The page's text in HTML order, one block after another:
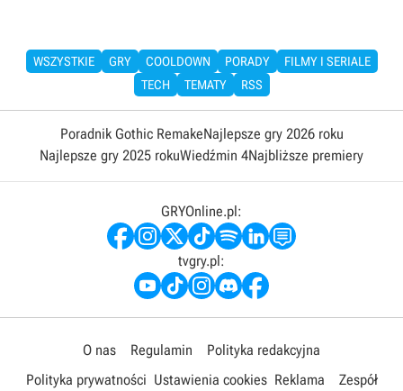
WSZYSTKIE GRY COOLDOWN PORADY
FILMY I SERIALE
TECH
TEMATY RSS
Poradnik Gothic RemakeNajlepsze gry 2026 roku
Najlepsze gry 2025 rokuWiedźmin 4Najbliższe premiery
GRYOnline.pl:
tvgry.pl:
O nas Regulamin
Polityka redakcyjna
Polityka prywatności Ustawienia cookies Reklama Zespół